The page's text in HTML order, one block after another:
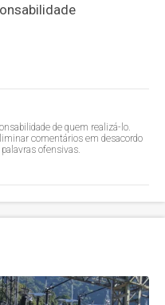
de quem realizá-lo.
comentários em desacordo
ofensivas.